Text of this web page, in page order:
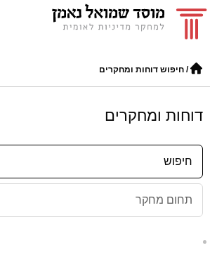
/ חיפוש דוחות ומחקרים
דוחות ומחקרים